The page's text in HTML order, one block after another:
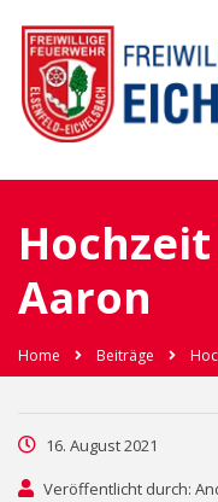
Aaron
Home Beiträge
16. August 2021
Veröffentlicht durch: